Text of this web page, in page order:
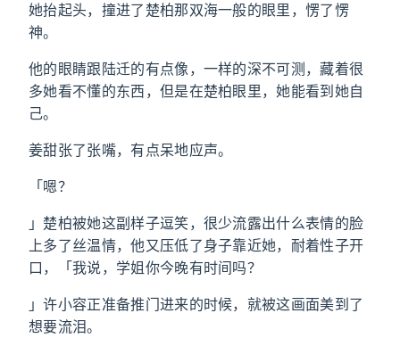
她抬起头，撞进了楚柏那双海一般的眼里，愣了愣
神。
他的眼睛跟陆迁的有点像，一样的深不可测，藏着很
多她看不懂的东西，但是在楚柏眼里，她能看到她自
己。
姜甜张了张嘴，有点呆地应声。
「嗯？
」楚柏被她这副样子逗笑，很少流露出什么表情的脸
上多了丝温情，他又压低了身子靠近她，耐着性子开
口，「我说，学姐你今晚有时间吗？
」许小容正准备推门进来的时候，就被这画面美到了
想要流泪。